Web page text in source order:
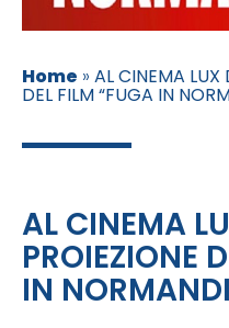
Home » AL CINEMA LUX
DEL FILM “FUGA IN
AL CINEMA
PROIEZIONE
IN